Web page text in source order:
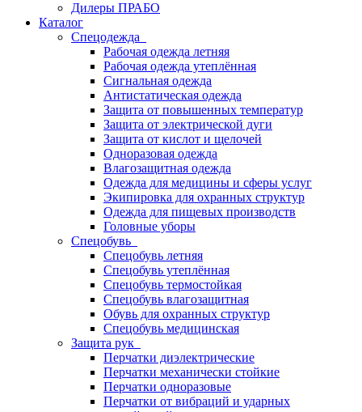
Дилеры ПРАБО
Каталог
Спецодежда
Рабочая одежда летняя
Рабочая одежда утеплённая
Сигнальная одежда
Антистатическая одежда
Защита от повышенных температур
Защита от электрической дуги
Защита от кислот и щелочей
Одноразовая одежда
Влагозащитная одежда
Одежда для медицины и сферы услуг
Экипировка для охранных структур
Одежда для пищевых производств
Головные уборы
Спецобувь
Спецобувь летняя
Спецобувь утеплённая
Спецобувь термостойкая
Спецобувь влагозащитная
Обувь для охранных структур
Спецобувь медицинская
Защита рук
Перчатки диэлектрические
Перчатки механически стойкие
Перчатки одноразовые
Перчатки от вибраций и ударных